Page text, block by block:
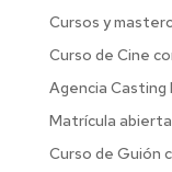
Cursos y
Curso de Cine
Agencia Casting
Matrícula
Curso de Guión